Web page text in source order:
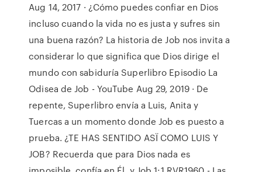
Aug 14, 2017 · ¿Cómo puedes confiar en Dios
incluso cuando la vida no es justa y sufres sin
una buena razón? La historia de Job nos invita a
considerar lo que significa que Dios dirige el
mundo con sabiduría Superlibro Episodio La
Odisea de Job - YouTube Aug 29, 2019 · De
repente, Superlibro envía a Luis, Anita y
Tuercas a un momento donde Job es puesto a
prueba. ¿TE HAS SENTIDO ASÏ COMO LUIS Y
JOB? Recuerda que para Dios nada es